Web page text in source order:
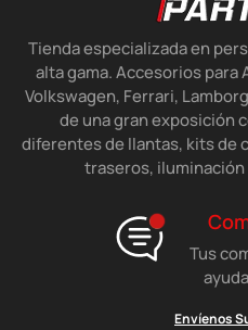
Tienda especializada en
alta gama. Accesorios para
Volkswagen, Ferrari,
de una gran exposición
diferentes de llantas, kits de
traseros,
Tus
Envíenos